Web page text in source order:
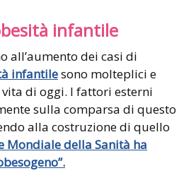
infantile
all’aumento dei casi di
infantilesono molteplici e
di oggi. I fattori esterni
sulla comparsa di questo
alla costruzione di quello
Mondiale della Sanità ha